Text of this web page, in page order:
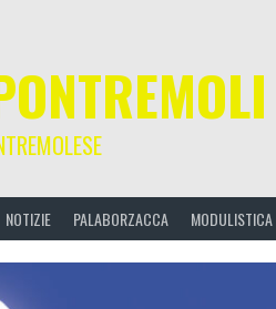
NOTIZIE PALABORZACCA MODULISTICA